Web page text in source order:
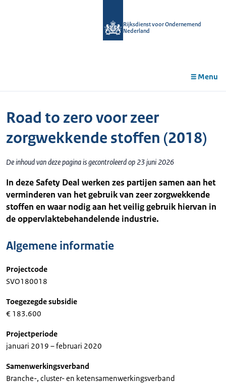
Rijksdienst voor Ondernemend
Nederland
Menu
Road to zero voor zeer
zorgwekkende stoffen (2018)
De inhoud van deze pagina is gecontroleerd op 23 juni 2026
In deze Safety Deal werken zes partijen samen aan het
verminderen van het gebruik van zeer zorgwekkende
stoffen en waar nodig aan het veilig gebruik hiervan in
de oppervlaktebehandelende industrie.
Algemene informatie
Projectcode
SVO180018
Toegezegde subsidie
€ 183.600
Projectperiode
januari 2019 – februari 2020
Samenwerkingsverband
Branche-, cluster- en ketensamenwerkingsverband